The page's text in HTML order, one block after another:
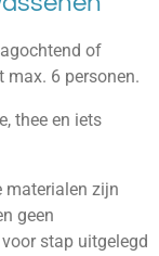
of
6 personen.
thee en iets
materialen zijn
geen
stap uitgelegd